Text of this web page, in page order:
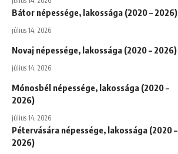
Bátor népessége, lakossága (2020 – 2026)
július 14, 2026
Novaj népessége, lakossága (2020 – 2026)
július 14, 2026
Mónosbél népessége, lakossága (2020 –
2026)
július 14, 2026
Pétervására népessége, lakossága (2020 –
2026)